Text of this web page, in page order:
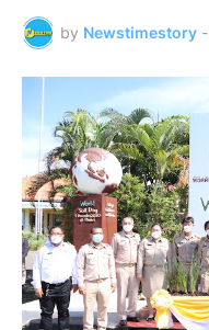
by Newstimestory -